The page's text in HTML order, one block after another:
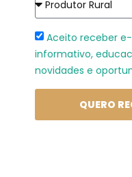
Aceito receber
informativo,
novidades e
QUERO